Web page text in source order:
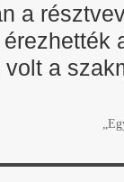
a
a